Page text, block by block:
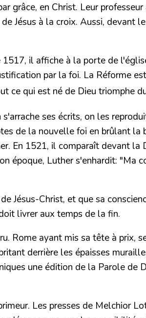
en Christ. Leur
Jésus à la croix. Aussi, devant
1517, il affiche à la porte de
par la foi. La Réforme
ce qui est né de Dieu triomphe
ses écrits, on les
de la nouvelle foi en brûlant la
En 1521, il comparaît devant la
époque, Luther s'enhardit: "Ma
Christ, et que sa
livrer aux temps de la fin.
Rome ayant mis sa tête à prix,
derrière les épaisses
une édition de la Parole de
Les presses de Melchior